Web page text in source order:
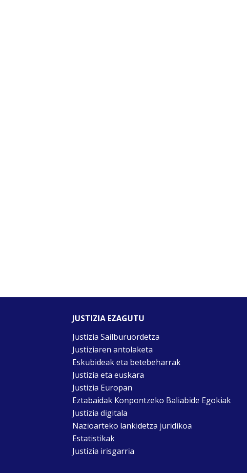
JUSTIZIA EZAGUTU
Justizia Sailburuordetza
Justiziaren antolaketa
Eskubideak eta betebeharrak
Justizia eta euskara
Justizia Europan
Eztabaidak Konpontzeko Baliabide Egokiak
Justizia digitala
Nazioarteko lankidetza juridikoa
Estatistikak
Justizia irisgarria